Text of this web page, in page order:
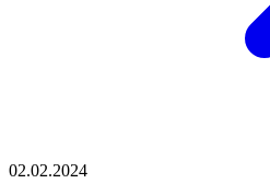
02.02.2024